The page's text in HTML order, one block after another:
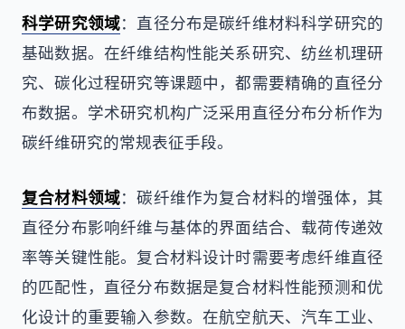
科学研究领域：直径分布是碳纤维材料科学研究的
基础数据。在纤维结构性能关系研究、纺丝机理研
究、碳化过程研究等课题中，都需要精确的直径分
布数据。学术研究机构广泛采用直径分布分析作为
碳纤维研究的常规表征手段。
复合材料领域：碳纤维作为复合材料的增强体，其
直径分布影响纤维与基体的界面结合、载荷传递效
率等关键性能。复合材料设计时需要考虑纤维直径
的匹配性，直径分布数据是复合材料性能预测和优
化设计的重要输入参数。在航空航天、汽车工业、